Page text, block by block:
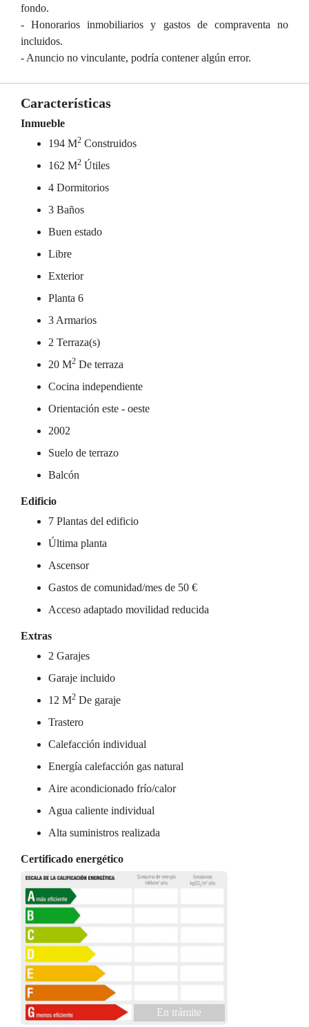
fondo.
- Honorarios inmobiliarios y gastos de compraventa no
incluidos.
- Anuncio no vinculante, podría contener algún error.
Características
Inmueble
194 M2 Construidos
162 M2 Útiles
4 Dormitorios
3 Baños
Buen estado
Libre
Exterior
Planta 6
3 Armarios
2 Terraza(s)
20 M2 De terraza
Cocina independiente
Orientación este - oeste
2002
Suelo de terrazo
Balcón
Edificio
7 Plantas del edificio
Última planta
Ascensor
Gastos de comunidad/mes de 50 €
Acceso adaptado movilidad reducida
Extras
2 Garajes
Garaje incluido
12 M2 De garaje
Trastero
Calefacción individual
Energía calefacción gas natural
Aire acondicionado frío/calor
Agua caliente individual
Alta suministros realizada
Certificado energético
En trámite